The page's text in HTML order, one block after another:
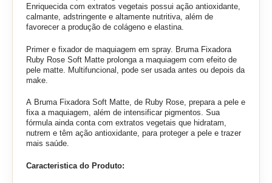
Enriquecida com extratos vegetais possui ação antioxidante,
calmante, adstringente e altamente nutritiva, além de
favorecer a produção de colágeno e elastina.
Primer e fixador de maquiagem em spray. Bruma Fixadora
Ruby Rose Soft Matte prolonga a maquiagem com efeito de
pele matte. Multifuncional, pode ser usada antes ou depois da
make.
A Bruma Fixadora Soft Matte, de Ruby Rose, prepara a pele e
fixa a maquiagem, além de intensificar pigmentos. Sua
fórmula ainda conta com extratos vegetais que hidratam,
nutrem e têm ação antioxidante, para proteger a pele e trazer
mais saúde.
Caracteristica do Produto: